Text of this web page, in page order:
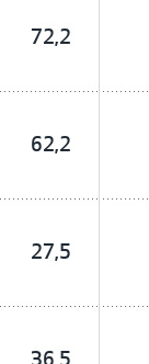
72,2
62,2
27,5